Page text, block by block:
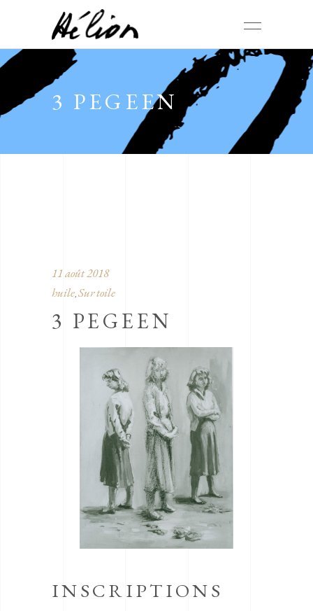
3 PEGEEN
11 août 2018
huile, Sur toile
3 PEGEEN
INSCRIPTIONS